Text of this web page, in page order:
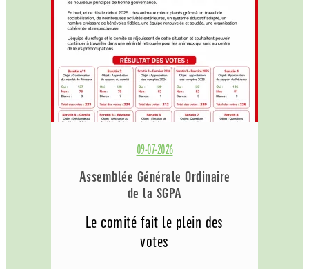
09-07-2026
Assemblée Générale Ordinaire
de la SGPA
Le comité fait le plein des
votes